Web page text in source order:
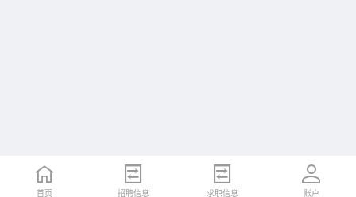
首页 招聘信息 求职信息 账户